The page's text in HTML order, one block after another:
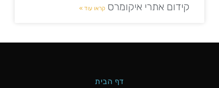
קידום אתרי איקומרס קראו עוד »
דף הבית